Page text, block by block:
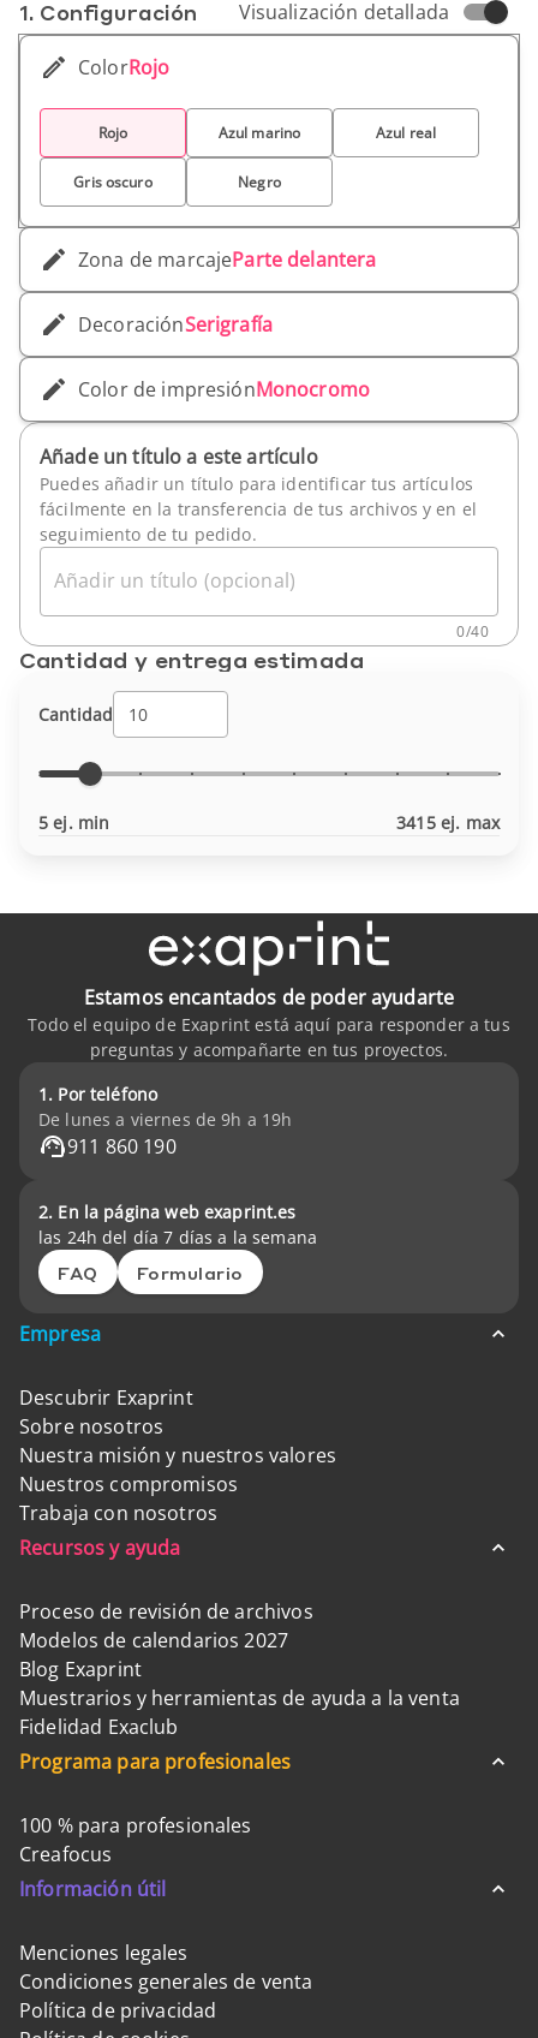
1. Conf­iguración Visualización detallada
ColorRojo
Rojo Azul marino Azul real
Gris oscuro Negro
Zona de marcajeParte delantera
DecoraciónSerigrafía
Color de impresiónMonocromo
Añade un título a este artículo
Puedes añadir un título para identificar tus artículos
fácilmente en la transferencia de tus archivos y en el
seguimiento de tu pedido.
Añadir un título (opcional)
0/40
Cantidad y entrega estimada
Cantidad
5 ej. min 3415 ej. max
Estamos encantados de poder ayudarte
Todo el equipo de Exaprint está aquí para responder a tus
preguntas y acompañarte en tus proyectos.
1. Por teléfono
De lunes a viernes de 9h a 19h
911 860 190
2. En la página web exaprint.es
las 24h del día 7 días a la semana
FAQ Formulario
Empresa
Descubrir Exaprint
Sobre nosotros
Nuestra misión y nuestros valores
Nuestros compromisos
Trabaja con nosotros
Recursos y ayuda
Proceso de revisión de archivos
Modelos de calendarios 2027
Blog Exaprint
Muestrarios y herramientas de ayuda a la venta
Fidelidad Exaclub
Programa para profesionales
100 % para profesionales
Creafocus
Información útil
Menciones legales
Condiciones generales de venta
Política de privacidad